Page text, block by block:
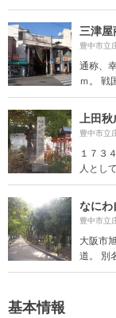
三津
豊中市立
通称、
ｍ。 戦
上田
豊中市立
１７３
人とし
なにわ
豊中市立
大阪市
道。 別
基本情報